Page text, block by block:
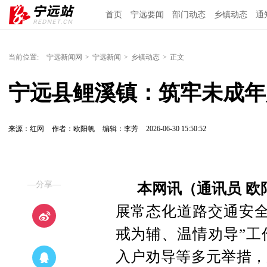
首页 宁远要闻 部门动态 乡镇动态 通
当前位置: 宁远新闻网 > 宁远新闻 > 乡镇动态 > 正文
宁远县鲤溪镇：筑牢未成
来源：红网 作者：欧阳帆 编辑：李芳 2026-06-30 15:50:52
—分享—
本网讯（通讯员 欧
展常态化道路交通安
戒为辅、温情劝导”
入户劝导等多元举措